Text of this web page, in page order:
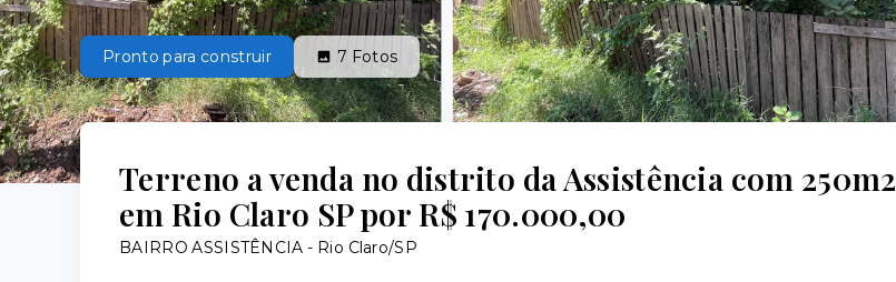
Pronto para construir 7 Fotos
Terreno a venda no distrito da Assistência com 250m2
em Rio Claro SP por R$ 170.000,00
BAIRRO ASSISTÊNCIA - Rio Claro/SP